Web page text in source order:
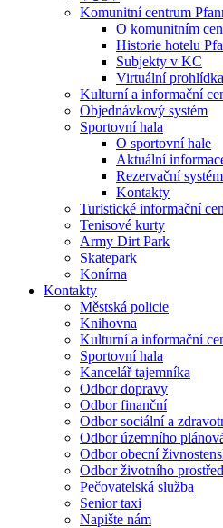
Komunitní centrum
O komunitním
Historie hotelu
Subjekty v KC
Virtuální prohlídka
Kulturní a informační
Objednávkový systém
Sportovní hala
O sportovní hale
Aktuální
Rezervační
Kontakty
Turistické informační
Tenisové kurty
Army Dirt Park
Skatepark
Konírna
Kontakty
Městská policie
Knihovna
Kulturní a informační
Sportovní hala
Kancelář tajemníka
Odbor dopravy
Odbor finanční
Odbor sociální a
Odbor územního
Odbor obecní
Odbor životního
Pečovatelská služba
Senior taxi
Napište nám